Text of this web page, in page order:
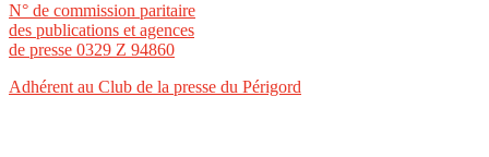
N° de commission paritaire
des publications et agences
de presse 0329 Z 94860
Adhérent au Club de la presse du Périgord